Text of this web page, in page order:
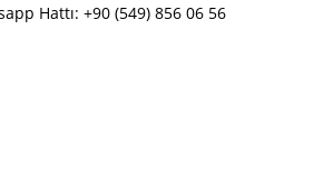
Hattı: +90 (549) 856 06 56